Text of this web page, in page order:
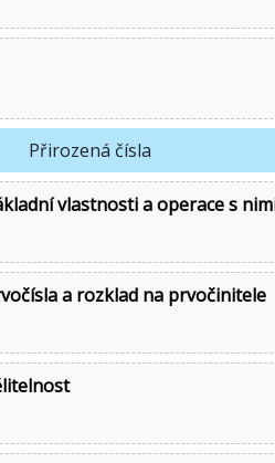
Přirozená čísla
vlastnosti a operace s
a rozklad na prvočinitele